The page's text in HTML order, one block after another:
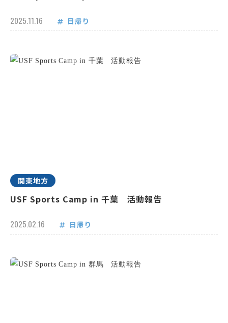
2025.11.16 日帰り
関東地方
USF Sports Camp in 千葉 活動報告
2025.02.16 日帰り